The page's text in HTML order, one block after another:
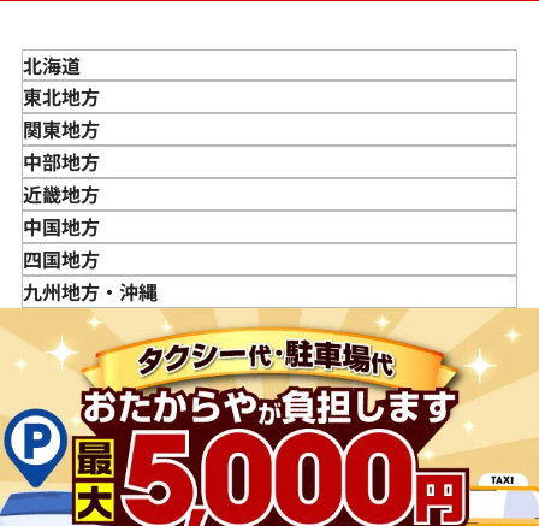
北海道
東北地方
青森県
岩手県
宮城県
秋田県
山形県
福島県
関東地方
東京都
神奈川県
埼玉県
千葉県
茨城県
栃木県
群馬県
中部地方
新潟県
富山県
石川県
山梨県
長野県
岐阜県
静岡県
愛知県
近畿地方
三重県
滋賀県
京都府
兵庫県
奈良県
和歌山県
中国地方
鳥取県
島根県
広島県
山口県
四国地方
徳島県
愛媛県
九州地方・沖縄
佐賀県
長崎県
熊本県
大分県
宮崎県
鹿児島県